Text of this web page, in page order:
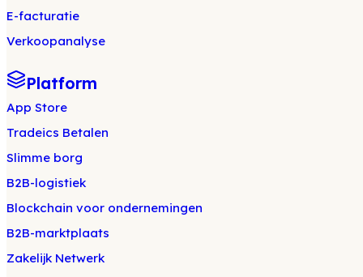
E-facturatie
Verkoopanalyse
Platform
App Store
Tradeics Betalen
Slimme borg
B2B-logistiek
Blockchain voor ondernemingen
B2B-marktplaats
Zakelijk Netwerk